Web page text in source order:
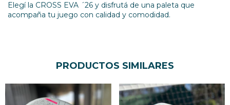
Elegí la CROSS EVA ´26 y disfrutá de una paleta que
acompaña tu juego con calidad y comodidad.
PRODUCTOS SIMILARES